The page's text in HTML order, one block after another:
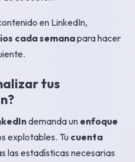
en LinkedIn,
cada semanapara hacer
tus
demanda un enfoque
explotables. Tu cuenta
las estadísticas necesarias